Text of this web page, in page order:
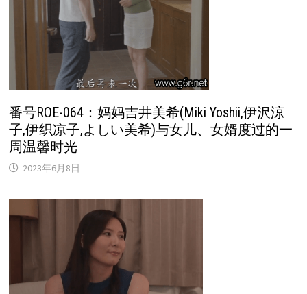
番号ROE-064：妈妈吉井美希(Miki Yoshii,伊沢涼
子,伊织凉子,よしい美希)与女儿、女婿度过的一
周温馨时光
2023年6月8日